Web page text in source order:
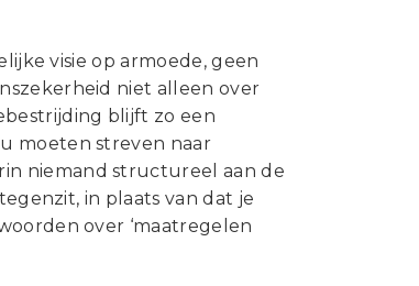
visie op armoede, geen
niet alleen over
blijft zo een
moeten streven naar
niemand structureel aan de
in plaats van dat je
over ‘maatregelen